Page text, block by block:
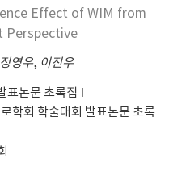
the traffic load for
ESAL(Equivalent
of State
Officials). We set
in-motion
sections and observed
before and
weigh-in-motion for
Effect of WIM from
Perspective
정영우, 이진우
표논문 초록집
학회 학술대회 발표논문 초록